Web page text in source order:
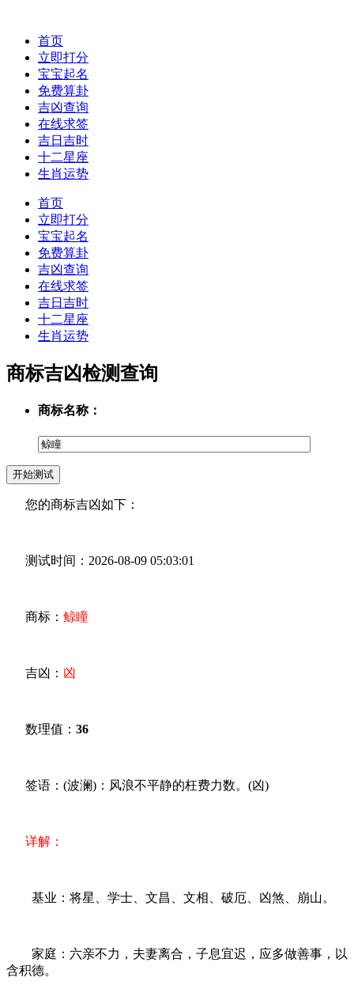
首页
立即打分
宝宝起名
免费算卦
吉凶查询
在线求签
吉日吉时
十二星座
生肖运势
首页
立即打分
宝宝起名
免费算卦
吉凶查询
在线求签
吉日吉时
十二星座
生肖运势
商标吉凶检测查询
商标名称：
您的商标吉凶如下：
测试时间：2026-08-09 05:03:01
商标： 鲸瞳
吉凶： 凶
数理值： 36
签语：(波澜)：风浪不平静的枉费力数。(凶)
详解：
基业：将星、学士、文昌、文相、破厄、凶煞、崩山。
家庭：六亲不力，夫妻离合，子息宜迟，应多做善事，以
含积德。